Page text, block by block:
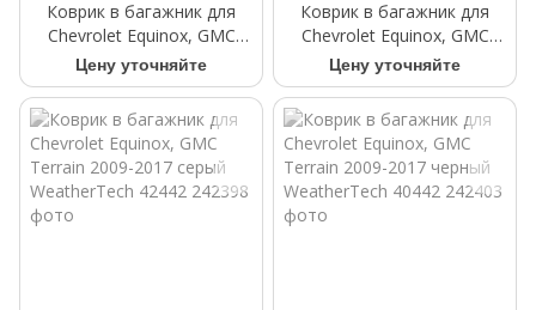
Коврик в багажник для
Chevrolet Equinox, GMC
Terrain 2009-2017 бежевые
WeatherTech 41442
Цену уточняйте
Коврик в багажник для
Chevrolet Equinox, GMC
Terrain 2009-2017 какао
WeatherTech 43442
Цену уточняйте